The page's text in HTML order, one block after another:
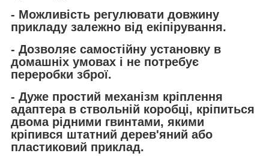
- Можливість регулювати довжину
прикладу залежно від екіпірування.
- Дозволяє самостійну установку в
домашніх умовах і не потребує
переробки зброї.
- Дуже простий механізм кріплення
адаптера в ствольній коробці, кріпиться
двома рідними гвинтами, якими
кріпився штатний дерев'яний або
пластиковий приклад.